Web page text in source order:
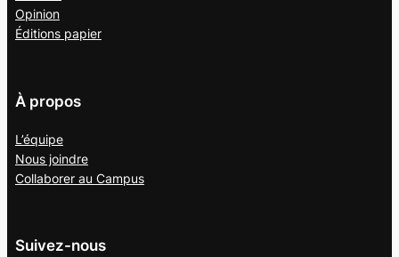
Opinion
Éditions papier
À propos
L’équipe
Nous joindre
Collaborer au Campus
Suivez-nous